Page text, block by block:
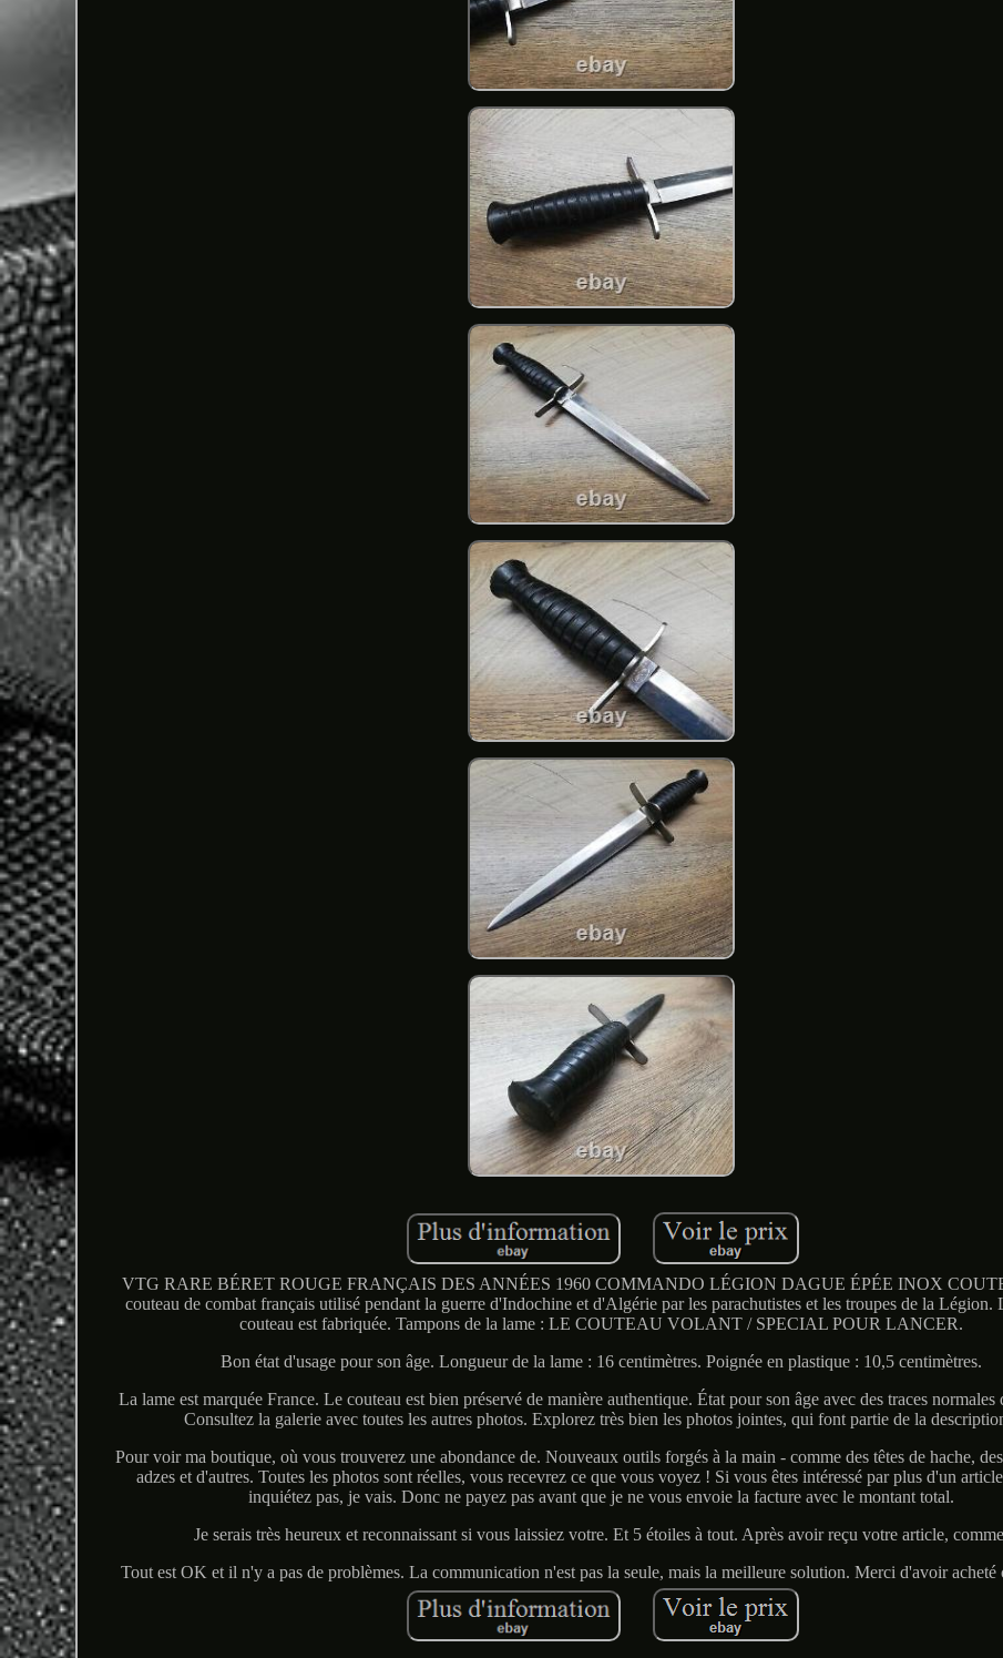
VTG RARE BÉRET ROUGE FRANÇAIS DES ANNÉES 1960 COMMANDO LÉGION DAGUE ÉPÉE INOX
couteau de combat français utilisé pendant la guerre d'Indochine et d'Algérie par les parachutistes et les troupes de la Légion.
couteau est fabriquée. Tampons de la lame : LE COUTEAU VOLANT / SPECIAL POUR LANCER.
Bon état d'usage pour son âge. Longueur de la lame : 16 centimètres. Poignée en plastique : 10,5 centimètres.
La lame est marquée France. Le couteau est bien préservé de manière authentique. État pour son âge avec des traces
Consultez la galerie avec toutes les autres photos. Explorez très bien les photos jointes, qui font partie de la
Pour voir ma boutique, où vous trouverez une abondance de. Nouveaux outils forgés à la main - comme des têtes de hache,
adzes et d'autres. Toutes les photos sont réelles, vous recevrez ce que vous voyez ! Si vous êtes intéressé par plus d'un
inquiétez pas, je vais. Donc ne payez pas avant que je ne vous envoie la facture avec le montant total.
Je serais très heureux et reconnaissant si vous laissiez votre. Et 5 étoiles à tout. Après avoir reçu votre article,
Tout est OK et il n'y a pas de problèmes. La communication n'est pas la seule, mais la meilleure solution. Merci d'avoir acheté